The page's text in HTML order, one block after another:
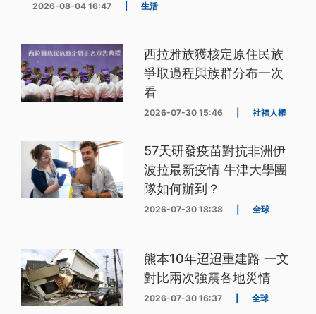
2026-08-04 16:47 生活
西拉雅族獲核定原住民族
爭取過程與族群分布一次
看
2026-07-30 15:46 社福人權
57天研發疫苗對抗非洲伊
波拉最新疫情 牛津大學團
隊如何辦到？
2026-07-30 18:38 全球
熊本10年迢迢重建路 一文
對比兩次強震各地災情
2026-07-30 16:37 全球